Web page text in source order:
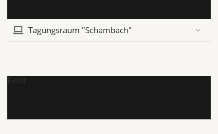
Tagungsraum "Schambach"
Error